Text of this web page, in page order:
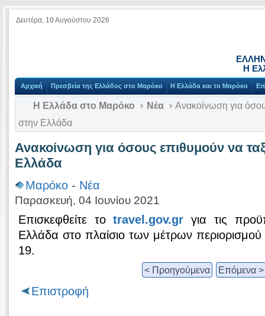
Δευτέρα, 10 Αυγούστου 2026
Η
Αρχική Πρεσβεία της Ελλάδος στο Μαρόκο Η Ελλάδα και το Μαρόκο
Η Ελλάδα στο Μαρόκο Νέα
Ανακοίνωση για
στην Ελλάδα
Ανακοίνωση για όσους επιθυμούν να
Ελλάδα
Μαρόκο - Νέα
Παρασκευή, 04 Ιουνίου 2021
Επισκεφθείτε τοtravel.gov.gr για τις
Ελλάδα στο πλαίσιο των μέτρων
19.
< Προηγούμενα Επόμενα >
Επιστροφή